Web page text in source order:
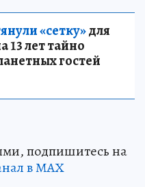
«сетку»для
13 лет тайно
гостей
подпишитесь на
в МАХ